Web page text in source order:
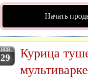
Начать
НОЯ
29
Курица